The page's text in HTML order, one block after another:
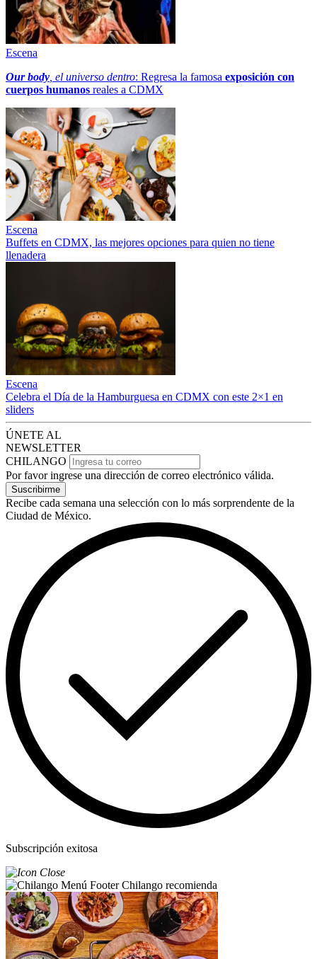
Escena
Our body , el universo dentro: Regresa la famosa exposición con
cuerpos humanos reales a CDMX
Escena
Buffets en CDMX, las mejores opciones para quien no tiene
llenadera
Escena
Celebra el Día de la Hamburguesa en CDMX con este 2×1 en
sliders
ÚNETE AL
NEWSLETTER
CHILANGO
Por favor ingrese una dirección de correo electrónico válida.
Suscribirme
Recibe cada semana una selección con lo más sorprendente de la
Ciudad de México.
Subscripción exitosa
Chilango recomienda